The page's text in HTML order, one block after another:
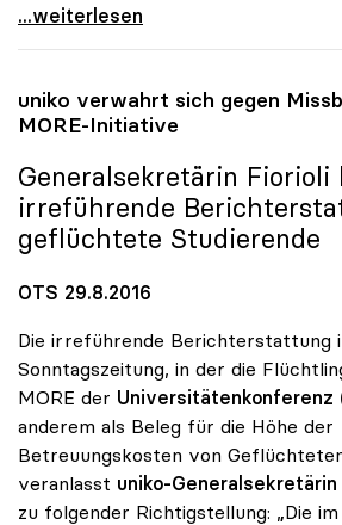
Vitouch zu Exzellenz an Unis:
...weiterlesen
uniko verwahrt sich gegen
MORE-Initiative
Generalsekretärin
irreführende
geflüchtete Studierende
OTS 29.8.2016
Die irreführende Berichterstattung
Sonntagszeitung, in der die
MORE der Universitätenkonferenz
anderem als Beleg für die Höhe der
Betreuungskosten von
veranlasst uniko-Generalsekretärin
zu folgender Richtigstellung: „Die